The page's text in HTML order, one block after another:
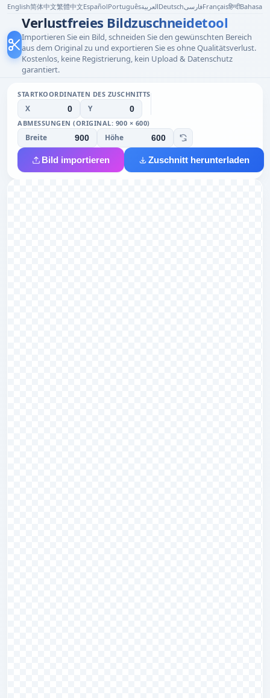
English简体中文繁體中文EspañolPortuguêsالعربيةDeutschفارسیFrançaisहिन्दीBahasa
Verlustfreies Bildzuschneidetool
Importieren Sie ein Bild, schneiden Sie den gewünschten Bereich
aus dem Original zu und exportieren Sie es ohne Qualitätsverlust.
Kostenlos, keine Registrierung, kein Upload & Datenschutz
garantiert.
STARTKOORDINATEN DES ZUSCHNITTS
X Y
ABMESSUNGEN (ORIGINAL: 900 × 600)
Breite Höhe
Bild importieren Zuschnitt herunterladen